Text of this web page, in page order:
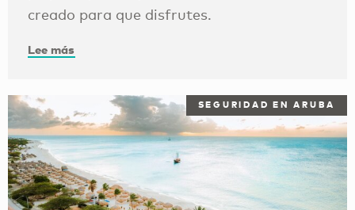
creado para que disfrutes.
Lee más
SEGURIDAD EN ARUBA